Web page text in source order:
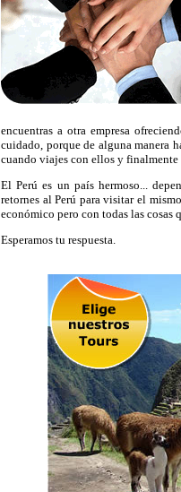
encuentras a otra empresa
cuidado, porque de alguna manera
cuando viajes con ellos y finalmente
El Perú es un país hermoso...
retornes al Perú para visitar el
económico pero con todas las cosas
Esperamos tu respuesta.